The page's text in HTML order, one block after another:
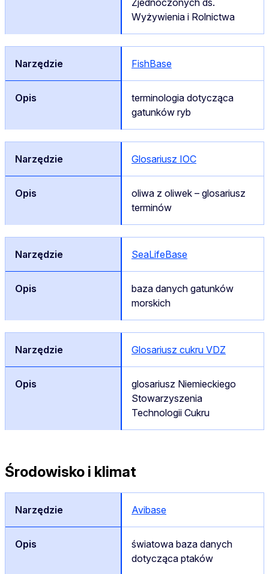
Wyżywienia i Rolnictwa
FishBase
terminologia dotycząca
gatunków ryb
Glosariusz IOC
oliwa z oliwek – glosariusz
terminów
SeaLifeBase
baza danych gatunków
morskich
Glosariusz cukru VDZ
glosariusz Niemieckiego
Stowarzyszenia
Technologii Cukru
Środowisko i klimat
Avibase
światowa baza danych
dotycząca ptaków